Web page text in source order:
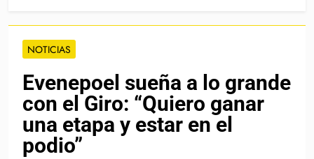
NOTICIAS
Evenepoel sueña a lo grande
con el Giro: “Quiero ganar
una etapa y estar en el
podio”